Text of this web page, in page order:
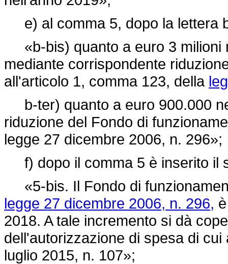
e) al comma 5, dopo la lettera
«b-bis) quanto a euro 3 milioni
mediante corrispondente
all'articolo 1, comma 123, della
b-ter) quanto a euro 900.000
riduzione del Fondo di
legge 27 dicembre 2006, n. 296»;
f) dopo il comma 5 è inserito il
«5-bis. Il Fondo di
legge 27 dicembre 2006, n. 296,
2018. A tale incremento si dà
dell'autorizzazione di spesa di
luglio 2015, n. 107»;